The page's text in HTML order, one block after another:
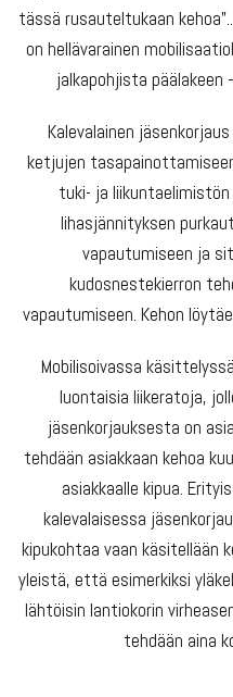
tässä rusauteltukaan
on hellävarainen
jalkapohjista päälakeen
Kalevalainen
ketjujen
tuki- ja
lihasjännityksen
vapautumiseen ja
kudosnestekierron
vapautumiseen. Kehon
Mobilisoivassa
luontaisia liikeratoja,
jäsenkorjauksesta on
tehdään asiakkaan kehoa
asiakkaalle kipua.
kalevalaisessa
kipukohtaa vaan käsitellään
yleistä, että esimerkiksi
lähtöisin lantiokorin
tehdään aina